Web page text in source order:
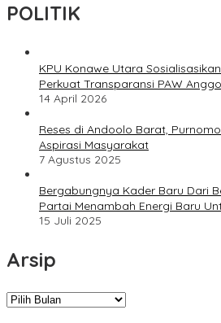
POLITIK
KPU Konawe Utara
Perkuat Transparansi PAW
14 April 2026
Reses di Andoolo Barat,
Aspirasi Masyarakat
7 Agustus 2025
Bergabungnya Kader Baru Dari
Partai Menambah Energi Baru
15 Juli 2025
Arsip
Arsip